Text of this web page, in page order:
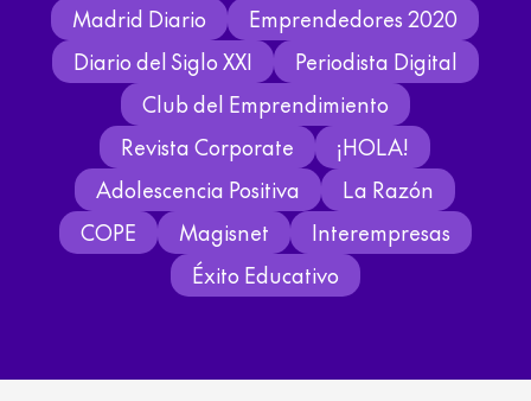
Madrid Diario
Emprendedores 2020
Diario del Siglo XXI
Periodista Digital
Club del Emprendimiento
Revista Corporate
¡HOLA!
Adolescencia Positiva
La Razón
COPE
Magisnet
Interempresas
Éxito Educativo